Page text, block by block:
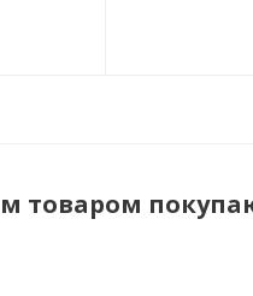
товаром